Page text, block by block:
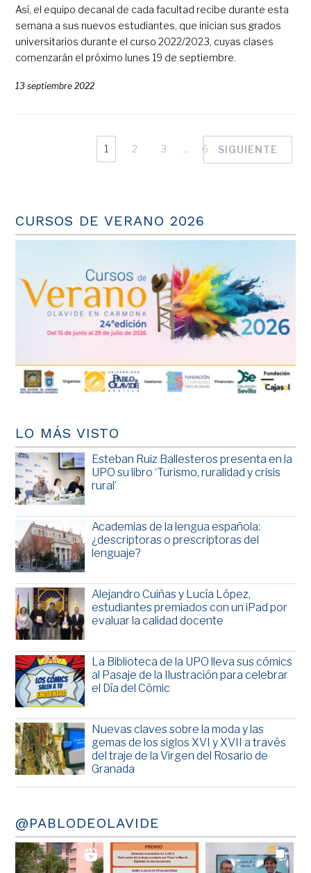
Así, el equipo decanal de cada facultad recibe durante esta
semana a sus nuevos estudiantes, que inician sus grados
universitarios durante el curso 2022/2023, cuyas clases
comenzarán el próximo lunes 19 de septiembre.
13 septiembre 2022
1 2 3 6 SIGUIENTE
CURSOS DE VERANO 2026
LO MÁS VISTO
Esteban Ruiz Ballesteros presenta en la
UPO su libro ‘Turismo, ruralidad y crisis
rural’
Academias de la lengua española:
¿descriptoras o prescriptoras del
lenguaje?
Alejandro Cuiñas y Lucía López,
estudiantes premiados con un iPad por
evaluar la calidad docente
La Biblioteca de la UPO lleva sus cómics
al Pasaje de la Ilustración para celebrar
el Día del Cómic
Nuevas claves sobre la moda y las
gemas de los siglos XVI y XVII a través
del traje de la Virgen del Rosario de
Granada
@PABLODEOLAVIDE